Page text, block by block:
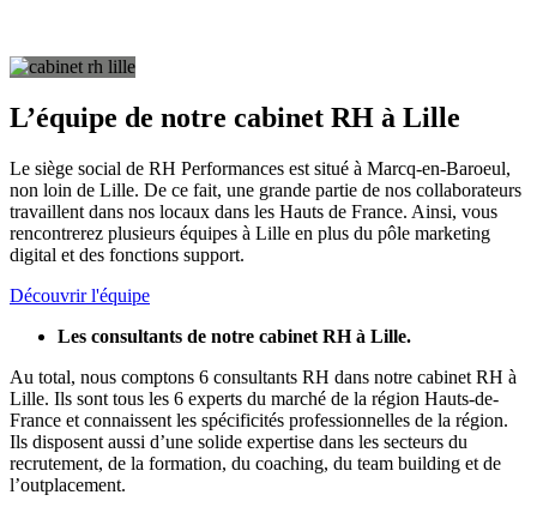
L’équipe de notre cabinet RH à Lille
Le siège social de RH Performances est situé à Marcq-en-Baroeul,
non loin de Lille. De ce fait, une grande partie de nos collaborateurs
travaillent dans nos locaux dans les Hauts de France. Ainsi, vous
rencontrerez plusieurs équipes à Lille en plus du pôle marketing
digital et des fonctions support.
Découvrir l'équipe
Les consultants de notre cabinet RH à Lille.
Au total, nous comptons 6 consultants RH dans notre cabinet RH à
Lille. Ils sont tous les 6 experts du marché de la région Hauts-de-
France et connaissent les spécificités professionnelles de la région.
Ils disposent aussi d’une solide expertise dans les secteurs du
recrutement, de la formation, du coaching, du team building et de
l’outplacement.